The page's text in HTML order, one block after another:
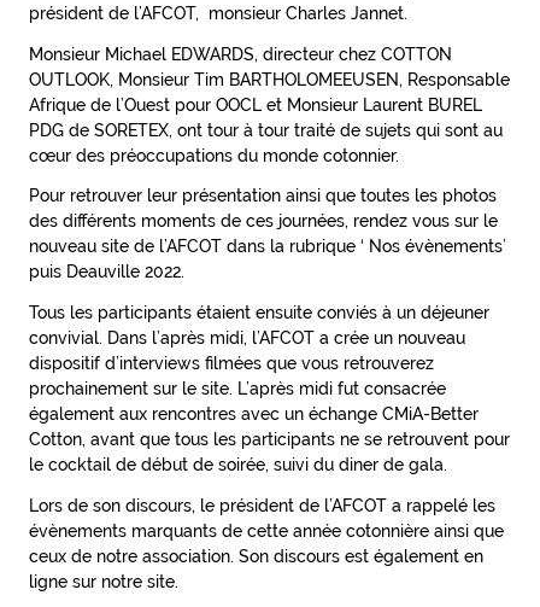
président de l’AFCOT, monsieur Charles Jannet.
Monsieur Michael EDWARDS, directeur chez COTTON
OUTLOOK, Monsieur Tim BARTHOLOMEEUSEN, Responsable
Afrique de l’Ouest pour OOCL et Monsieur Laurent BUREL
PDG de SORETEX, ont tour à tour traité de sujets qui sont au
cœur des préoccupations du monde cotonnier.
Pour retrouver leur présentation ainsi que toutes les photos
des différents moments de ces journées, rendez vous sur le
nouveau site de l’AFCOT dans la rubrique ‘ Nos évènements’
puis Deauville 2022.
Tous les participants étaient ensuite conviés à un déjeuner
convivial. Dans l’après midi, l’AFCOT a crée un nouveau
dispositif d’interviews filmées que vous retrouverez
prochainement sur le site. L’après midi fut consacrée
également aux rencontres avec un échange CMiA-Better
Cotton, avant que tous les participants ne se retrouvent pour
le cocktail de début de soirée, suivi du diner de gala.
Lors de son discours, le président de l’AFCOT a rappelé les
évènements marquants de cette année cotonnière ainsi que
ceux de notre association. Son discours est également en
ligne sur notre site.